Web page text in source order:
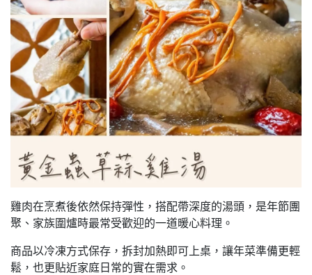
雞肉在烹煮後依然保持彈性，搭配帶深度的湯頭，是年節團
聚、家族圍爐時最常受歡迎的一道暖心料理。
商品以冷凍方式保存，拆封加熱即可上桌，讓年菜準備更輕
鬆，也更貼近家庭日常的實在需求。